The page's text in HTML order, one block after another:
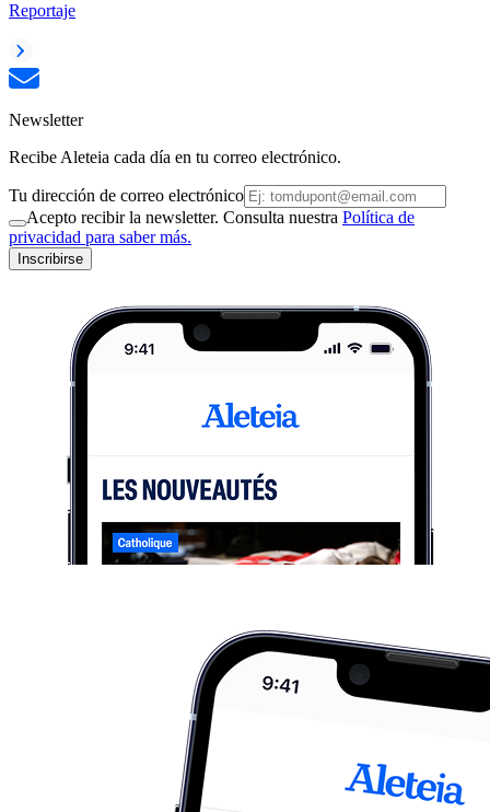
Reportaje
Newsletter
Recibe Aleteia cada día en tu correo electrónico.
Tu dirección de correo electrónico
Acepto recibir la newsletter. Consulta nuestra Política de
privacidad para saber más.
Inscribirse